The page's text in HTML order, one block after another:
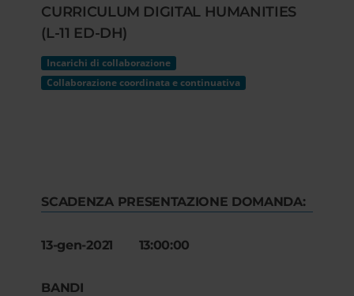
CURRICULUM DIGITAL HUMANITIES
(L-11 ED-DH)
Incarichi di collaborazione
Collaborazione coordinata e continuativa
SCADENZA PRESENTAZIONE DOMANDA:
13-gen-2021 13:00:00
BANDI